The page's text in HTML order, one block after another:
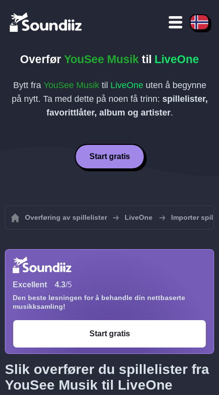
Overfør YouSee Musik til LiveOne
Bytt fra YouSee Musiktil LiveOneuten å begynne
på nytt. Ta med dette på noen få trinn: spillelister,
favorittlåter, album og artister.
Start gratis
Overføring av spillelister LiveOne Importer
Excellent 4.3/5
Den beste løsningen for å behandle din nettbaserte
musikksamling!
Start gratis
Slik overfører du spillelister fra
YouSee Musik til LiveOne